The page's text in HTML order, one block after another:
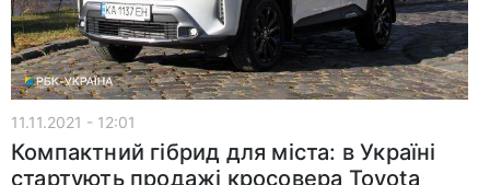
11.11.2021 - 12:01
Компактний гібрид для міста: в Україні
стартують продажі кросовера Toyota